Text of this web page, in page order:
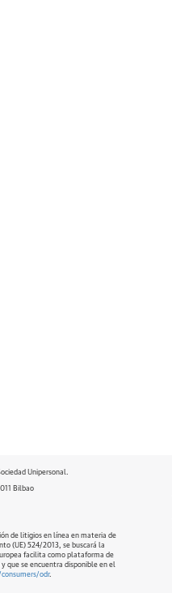
Unipersonal.
Bilbao
de litigios en línea en materia de
(UE) 524/2013, se buscará la
facilita como plataforma de
que se encuentra disponible en el
odr.